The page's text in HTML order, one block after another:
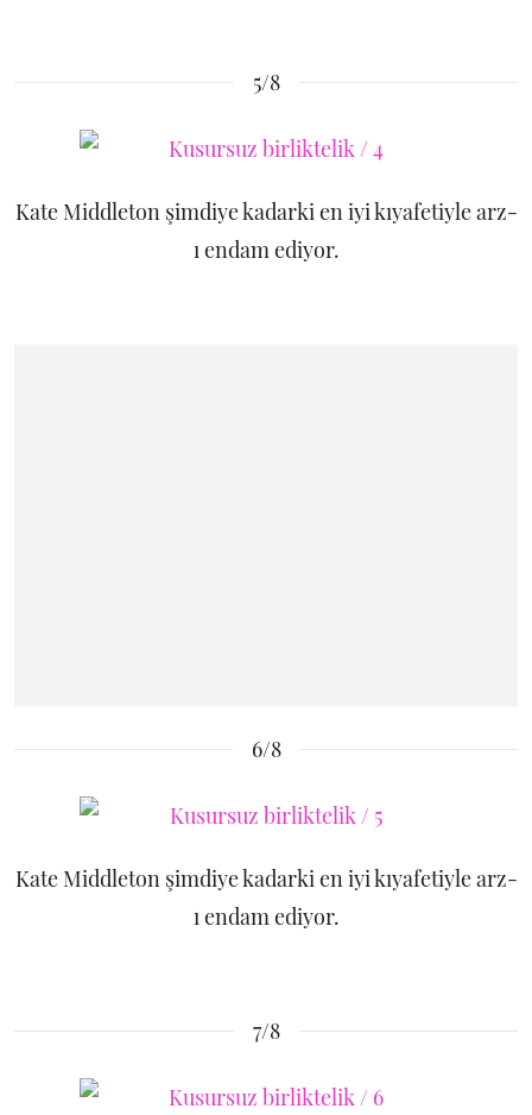
5/8
Kate Middleton şimdiye kadarki en iyi kıyafetiyle arz-
ı endam ediyor.
6/8
Kate Middleton şimdiye kadarki en iyi kıyafetiyle arz-
ı endam ediyor.
7/8